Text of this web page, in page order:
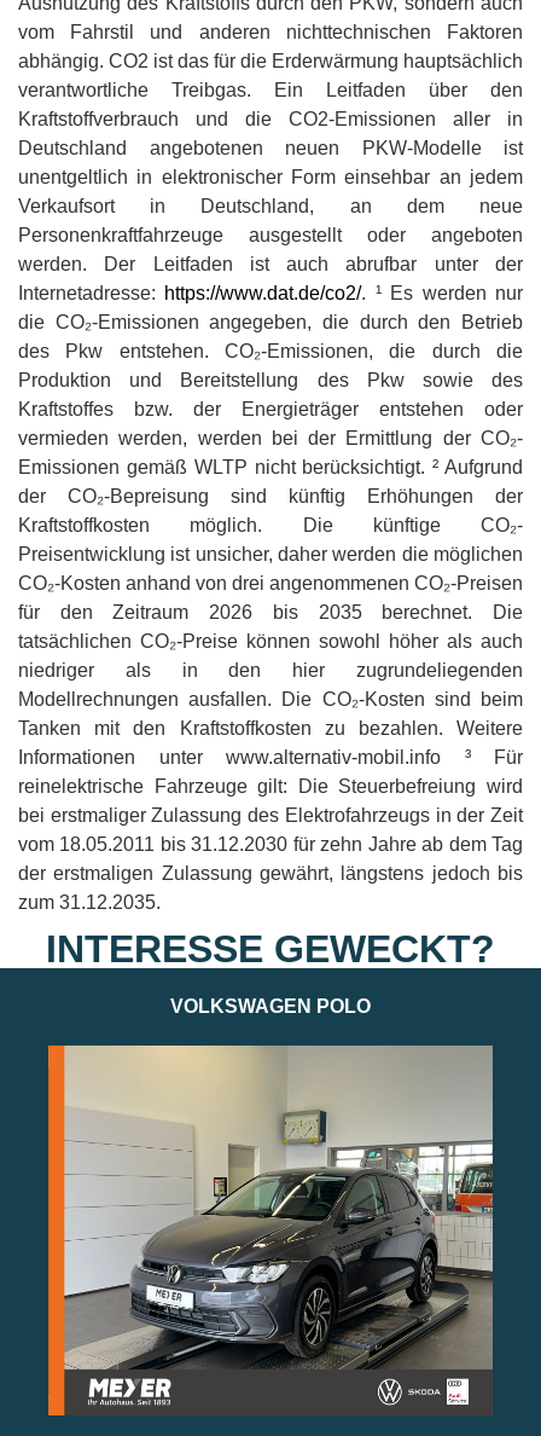
vom Fahrstil und anderen nichttechnischen Faktoren
abhängig. CO2 ist das für die Erderwärmung hauptsächlich
verantwortliche Treibgas. Ein Leitfaden über den
Kraftstoffverbrauch und die CO2-Emissionen aller in
Deutschland angebotenen neuen PKW-Modelle ist
unentgeltlich in elektronischer Form einsehbar an jedem
Verkaufsort in Deutschland, an dem neue
Personenkraftfahrzeuge ausgestellt oder angeboten
werden. Der Leitfaden ist auch abrufbar unter der
Internetadresse: https://www.dat.de/co2/. ¹ Es werden nur
die CO₂-Emissionen angegeben, die durch den Betrieb
des Pkw entstehen. CO₂-Emissionen, die durch die
Produktion und Bereitstellung des Pkw sowie des
Kraftstoffes bzw. der Energieträger entstehen oder
vermieden werden, werden bei der Ermittlung der CO₂-
Emissionen gemäß WLTP nicht berücksichtigt. ² Aufgrund
der CO₂-Bepreisung sind künftig Erhöhungen der
Kraftstoffkosten möglich. Die künftige CO₂-
Preisentwicklung ist unsicher, daher werden die möglichen
CO₂-Kosten anhand von drei angenommenen CO₂-Preisen
für den Zeitraum 2026 bis 2035 berechnet. Die
tatsächlichen CO₂-Preise können sowohl höher als auch
niedriger als in den hier zugrundeliegenden
Modellrechnungen ausfallen. Die CO₂-Kosten sind beim
Tanken mit den Kraftstoffkosten zu bezahlen. Weitere
Informationen unter www.alternativ-mobil.info ³ Für
reinelektrische Fahrzeuge gilt: Die Steuerbefreiung wird
bei erstmaliger Zulassung des Elektrofahrzeugs in der Zeit
vom 18.05.2011 bis 31.12.2030 für zehn Jahre ab dem Tag
der erstmaligen Zulassung gewährt, längstens jedoch bis
zum 31.12.2035.
INTERESSE GEWECKT?
VOLKSWAGEN POLO